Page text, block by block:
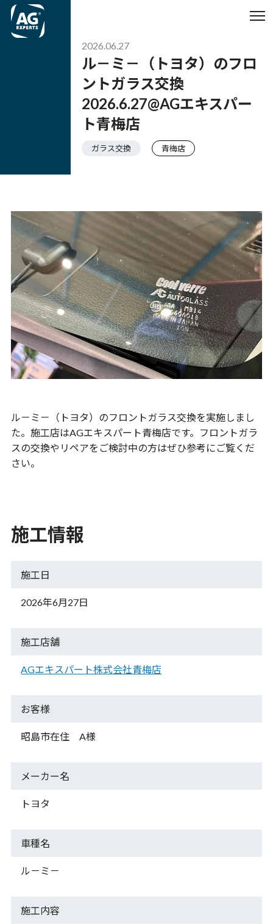
2026.06.27
ル－ミ－（トヨタ）のフロ
ントガラス交換
2026.6.27@AGエキスパー
ト青梅店
ガラス交換 青梅店
ル－ミ－（トヨタ）のフロントガラス交換を実施しまし
た。施工店はAGエキスパート青梅店です。フロントガラ
スの交換やリペアをご検討中の方はぜひ参考にご覧くだ
さい。
施工情報
施工日
2026年6月27日
施工店舗
AGエキスパート株式会社青梅店
お客様
昭島市在住 A様
メーカー名
トヨタ
車種名
ル－ミ－
施工内容